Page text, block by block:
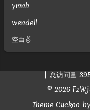
ymnh
wendell
空白✌
| 总访问量
© 2026
Theme Cuckoo by